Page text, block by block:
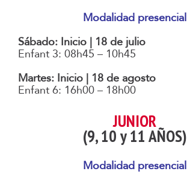
Modalidad presencial
Sábado: Inicio | 18 de julio
Enfant 3: 08h45 – 10h45
Martes: Inicio | 18 de agosto
Enfant 6: 16h00 – 18h00
JUNIOR
(9, 10 y 11 AÑOS)
Modalidad presencial